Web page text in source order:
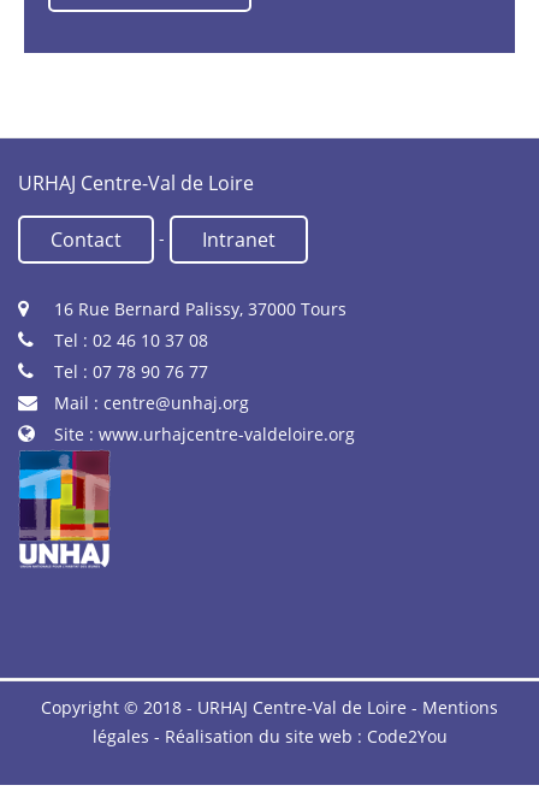
URHAJ Centre-Val de Loire
Contact - Intranet
16 Rue Bernard Palissy, 37000 Tours
Tel : 02 46 10 37 08
Tel : 07 78 90 76 77
Mail : centre@unhaj.org
Site : www.urhajcentre-valdeloire.org
Copyright © 2018 - URHAJ Centre-Val de Loire - Mentions
légales - Réalisation du site web : Code2You